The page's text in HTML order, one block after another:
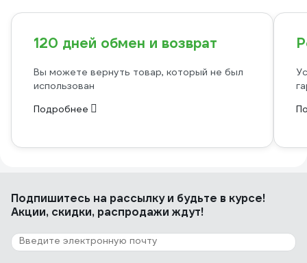
120 дней обмен и возврат
Вы можете вернуть товар, который не был
использован
Подробнее
Подпишитесь на рассылкуи будьте в курсе!
Акции, скидки, распродажи ждут!